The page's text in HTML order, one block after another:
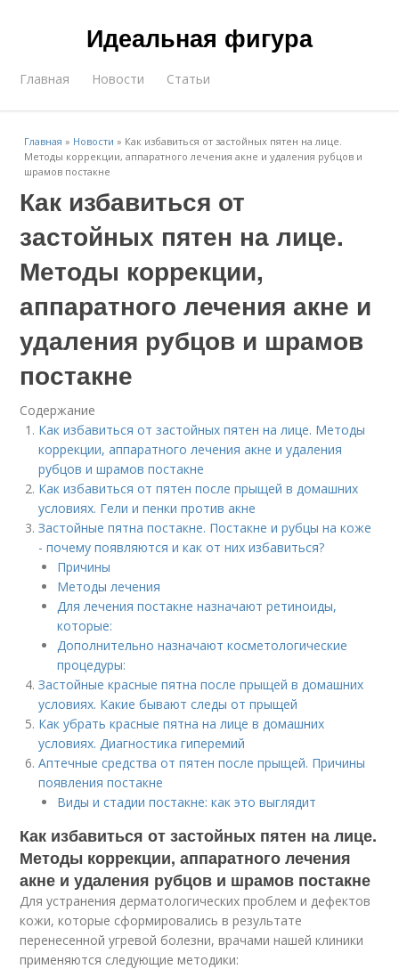
Идеальная фигура
Главная Новости Статьи
Главная » Новости » Как избавиться от застойных пятен на лице.
Методы коррекции, аппаратного лечения акне и удаления рубцов и
шрамов постакне
Как избавиться от
застойных пятен на лице.
Методы коррекции,
аппаратного лечения акне и
удаления рубцов и шрамов
постакне
Содержание
Как избавиться от застойных пятен на лице. Методы
коррекции, аппаратного лечения акне и удаления
рубцов и шрамов постакне
Как избавиться от пятен после прыщей в домашних
условиях. Гели и пенки против акне
Застойные пятна постакне. Постакне и рубцы на коже
- почему появляются и как от них избавиться?
Причины
Методы лечения
Для лечения постакне назначают ретиноиды,
которые:
Дополнительно назначают косметологические
процедуры:
Застойные красные пятна после прыщей в домашних
условиях. Какие бывают следы от прыщей
Как убрать красные пятна на лице в домашних
условиях. Диагностика гиперемий
Аптечные средства от пятен после прыщей. Причины
появления постакне
Виды и стадии постакне: как это выглядит
Как избавиться от застойных пятен на лице.
Методы коррекции, аппаратного лечения
акне и удаления рубцов и шрамов постакне
Для устранения дерматологических проблем и дефектов
кожи, которые сформировались в результате
перенесенной угревой болезни, врачами нашей клиники
применяются следующие методики: